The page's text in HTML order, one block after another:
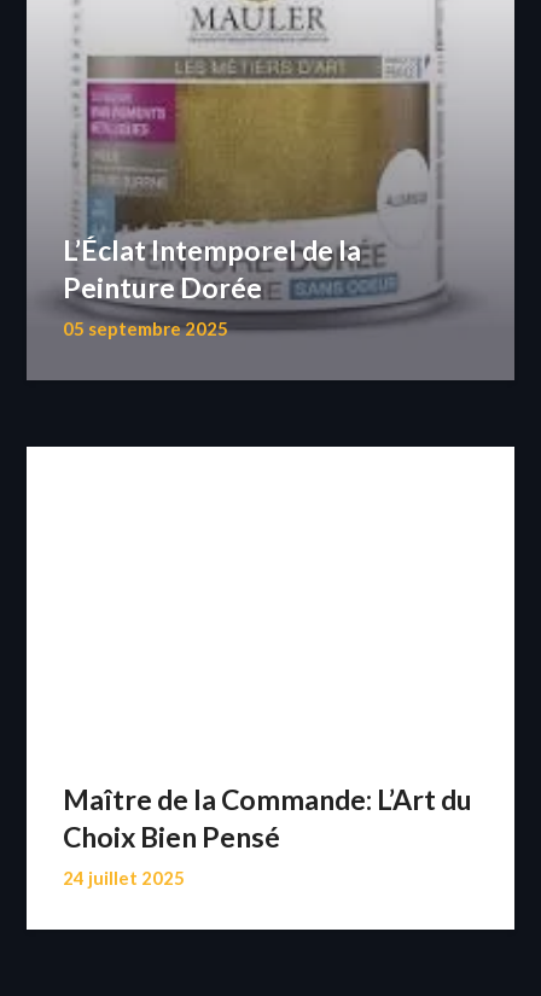
L’Éclat Intemporel de la
Peinture Dorée
05 septembre 2025
Maître de la Commande: L’Art du
Choix Bien Pensé
24 juillet 2025